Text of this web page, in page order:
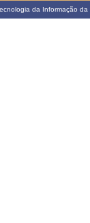
da Informação